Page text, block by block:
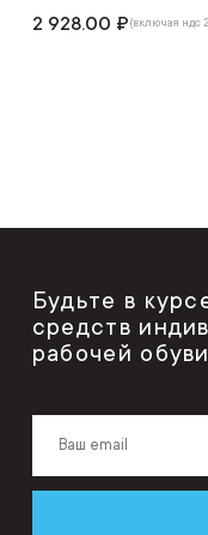
2 928.00 ₽(включая ндс
Будьте в
средств
рабочей